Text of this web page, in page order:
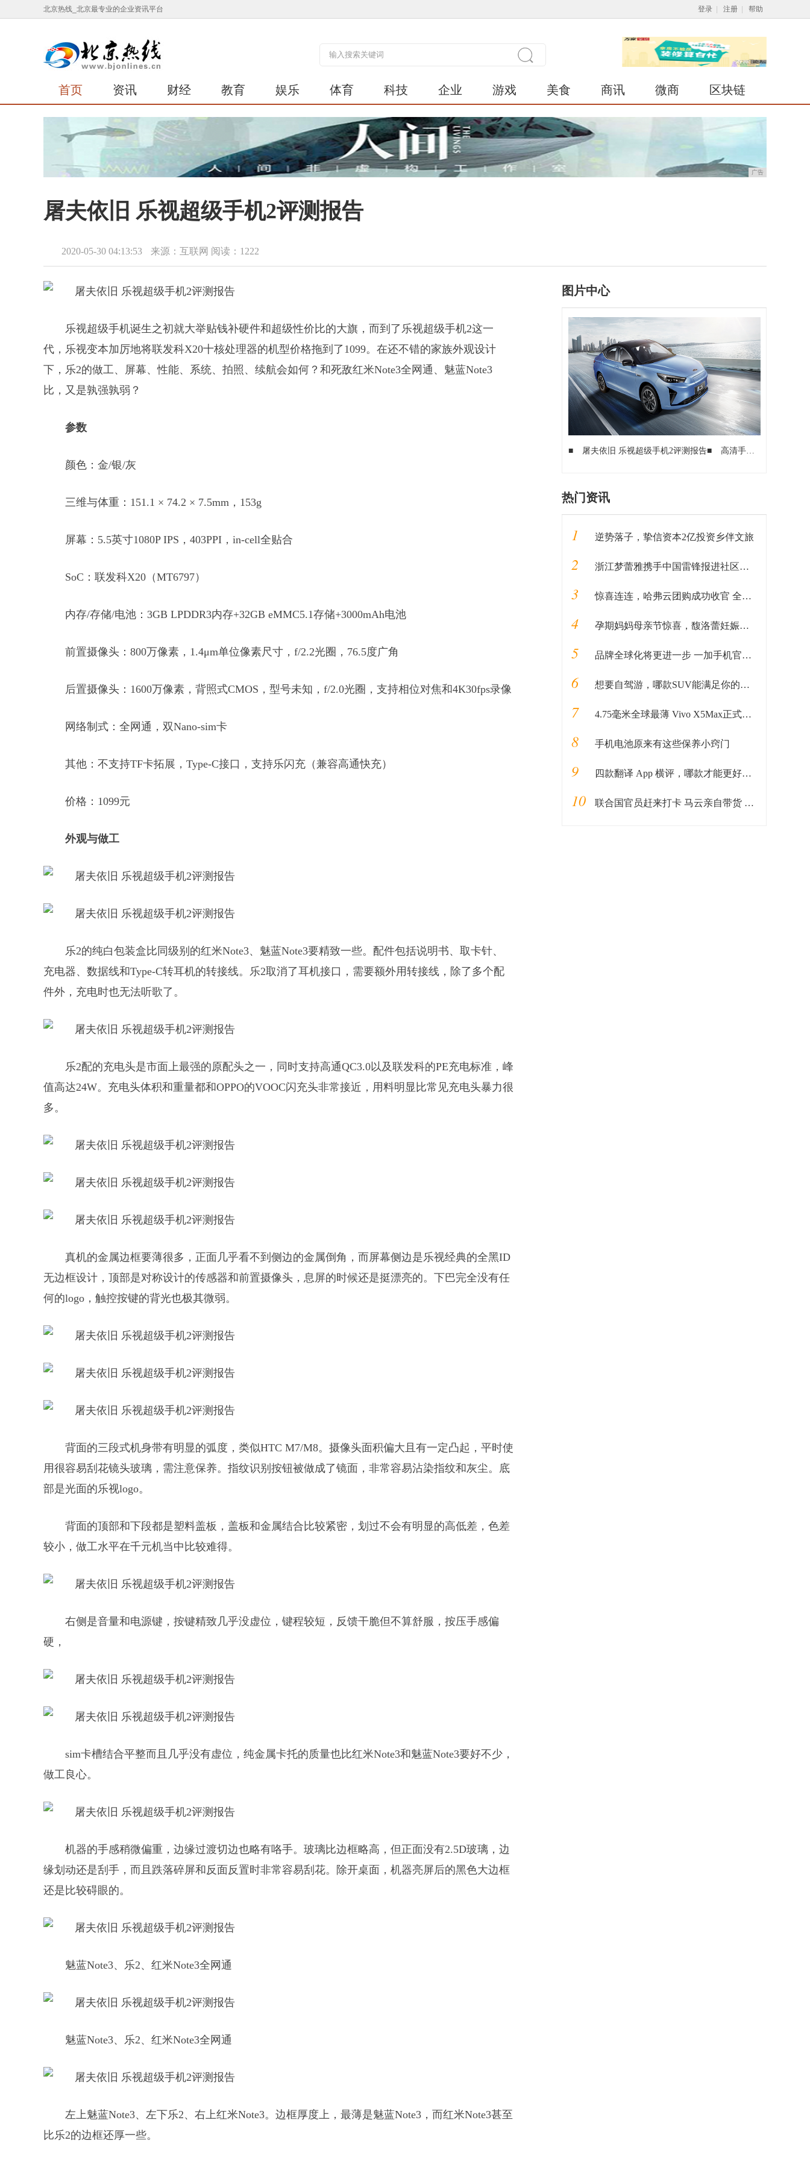
北京热线_北京最专业的企业资讯平台 登录 注册 帮助
首页 资讯 财经 教育 娱乐 体育 科技 企业 游戏 美食 商讯 微商 区块链
广告
屠夫依旧 乐视超级手机2评测报告
2020-05-30 04:13:53 来源：互联网 阅读：1222
乐视超级手机诞生之初就大举贴钱补硬件和超级性价比的大旗，而到了乐视超级手机2这一
代，乐视变本加厉地将联发科X20十核处理器的机型价格拖到了1099。在还不错的家族外观设计
下，乐2的做工、屏幕、性能、系统、拍照、续航会如何？和死敌红米Note3全网通、魅蓝Note3
比，又是孰强孰弱？
参数
颜色：金/银/灰
三维与体重：151.1 × 74.2 × 7.5mm，153g
屏幕：5.5英寸1080P IPS，403PPI，in-cell全贴合
SoC：联发科X20（MT6797）
内存/存储/电池：3GB LPDDR3内存+32GB eMMC5.1存储+3000mAh电池
前置摄像头：800万像素，1.4μm单位像素尺寸，f/2.2光圈，76.5度广角
后置摄像头：1600万像素，背照式CMOS，型号未知，f/2.0光圈，支持相位对焦和4K30fps录像
网络制式：全网通，双Nano-sim卡
其他：不支持TF卡拓展，Type-C接口，支持乐闪充（兼容高通快充）
价格：1099元
外观与做工
乐2的纯白包装盒比同级别的红米Note3、魅蓝Note3要精致一些。配件包括说明书、取卡针、
充电器、数据线和Type-C转耳机的转接线。乐2取消了耳机接口，需要额外用转接线，除了多个配
件外，充电时也无法听歌了。
乐2配的充电头是市面上最强的原配头之一，同时支持高通QC3.0以及联发科的PE充电标准，峰
值高达24W。充电头体积和重量都和OPPO的VOOC闪充头非常接近，用料明显比常见充电头暴力很
多。
真机的金属边框要薄很多，正面几乎看不到侧边的金属倒角，而屏幕侧边是乐视经典的全黑ID
无边框设计，顶部是对称设计的传感器和前置摄像头，息屏的时候还是挺漂亮的。下巴完全没有任
何的logo，触控按键的背光也极其微弱。
背面的三段式机身带有明显的弧度，类似HTC M7/M8。摄像头面积偏大且有一定凸起，平时使
用很容易刮花镜头玻璃，需注意保养。指纹识别按钮被做成了镜面，非常容易沾染指纹和灰尘。底
部是光面的乐视logo。
背面的顶部和下段都是塑料盖板，盖板和金属结合比较紧密，划过不会有明显的高低差，色差
较小，做工水平在千元机当中比较难得。
右侧是音量和电源键，按键精致几乎没虚位，键程较短，反馈干脆但不算舒服，按压手感偏
硬，
sim卡槽结合平整而且几乎没有虚位，纯金属卡托的质量也比红米Note3和魅蓝Note3要好不少，
做工良心。
机器的手感稍微偏重，边缘过渡切边也略有咯手。玻璃比边框略高，但正面没有2.5D玻璃，边
缘划动还是刮手，而且跌落碎屏和反面反置时非常容易刮花。除开桌面，机器亮屏后的黑色大边框
还是比较碍眼的。
魅蓝Note3、乐2、红米Note3全网通
魅蓝Note3、乐2、红米Note3全网通
左上魅蓝Note3、左下乐2、右上红米Note3。边框厚度上，最薄是魅蓝Note3，而红米Note3甚至
比乐2的边框还厚一些。
图片中心
■ 屠夫依旧 乐视超级手机2评测报告■ 高清手机壁纸，适合桌面和锁屏，安卓苹果手机通用
热门资讯
1 逆势落子，挚信资本2亿投资乡伴文旅
2 浙江梦蕾雅携手中国雷锋报进社区公益活动
3 惊喜连连，哈弗云团购成功收官 全民掘金计划接踵而至
4 孕期妈妈母亲节惊喜，馥洛蕾妊娠纹活动套餐登人气畅销榜
5 品牌全球化将更进一步 一加手机官网新增顶级域名
6 想要自驾游，哪款SUV能满足你的所有预期？
7 4.75毫米全球最薄 Vivo X5Max正式发布
8 手机电池原来有这些保养小窍门
9 四款翻译 App 横评，哪款才能更好帮你无忧出国？
10 联合国官员赶来打卡 马云亲自带货 千岛湖旅游看心情上热搜